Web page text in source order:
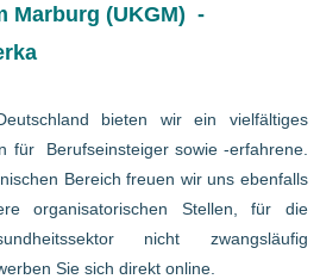
Marburg (UKGM) -
bieten wir ein vielfältiges
für Berufseinsteiger sowie -erfahrene.
Bereich freuen wir uns ebenfalls
organisatorischen Stellen, für die
nicht zwangsläufig
Sie sich direkt online.